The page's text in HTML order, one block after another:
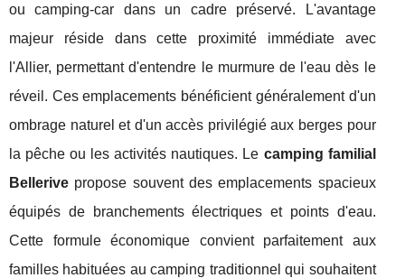
ou camping-car dans un cadre préservé. L'avantage
majeur réside dans cette proximité immédiate avec
l'Allier, permettant d'entendre le murmure de l'eau dès le
réveil. Ces emplacements bénéficient généralement d'un
ombrage naturel et d'un accès privilégié aux berges pour
la pêche ou les activités nautiques. Le camping familial
Bellerive propose souvent des emplacements spacieux
équipés de branchements électriques et points d'eau.
Cette formule économique convient parfaitement aux
familles habituées au camping traditionnel qui souhaitent